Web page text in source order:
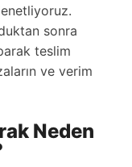
sonra
teslim
ve verim
Neden